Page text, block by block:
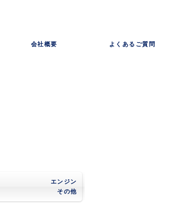
会社概要 よくあるご質問
エンジン
その他